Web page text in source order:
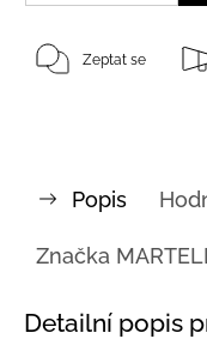
Zeptat se
Popis
Značka
Detailní popis